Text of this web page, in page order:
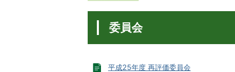
委員会
平成25年度 再評価委員会